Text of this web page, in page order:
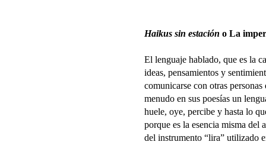
Haikus sin estación o La
El lenguaje hablado, que es la
ideas, pensamientos y
comunicarse con otras
menudo en sus poesías un
huele, oye, percibe y hasta lo
porque es la esencia misma del
del instrumento “lira” utilizado